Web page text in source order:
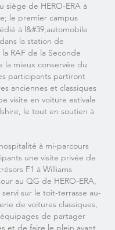
siège de HERO-ERA à
le premier campus
à l&#39;automobile
la station de
RAF de la Seconde
la mieux conservée du
participants partiront
anciennes et classiques
visite en voiture estivale
le tout en soutien à
à mi-parcours
une visite privée de
F1 à Williams
au QG de HERO-ERA,
sur le toit-terrasse au-
de voitures classiques,
de partager
et de faire le plein avant